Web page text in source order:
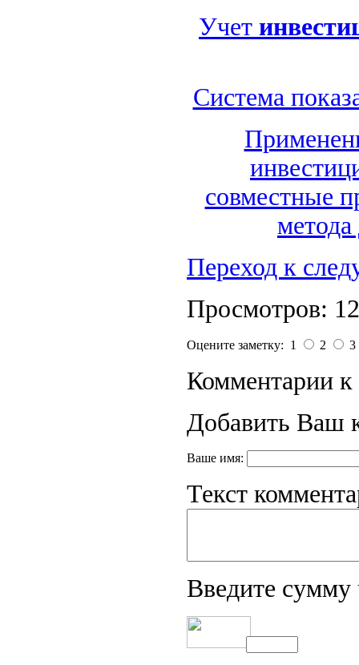
Учет
Система
совместные
Переход к
Просмотров:
Оцените заметку: 1 2 3
Комментарии к
Добавить Ваш
Ваше имя:
Текст
Введите сумму